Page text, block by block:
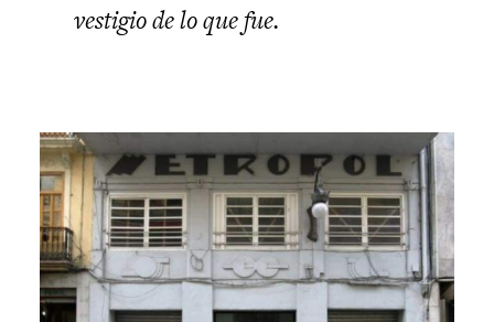
vestigio de lo que fue.